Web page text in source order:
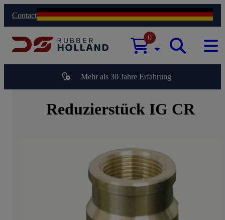
Contact
0
Mehr als 30 Jahre Erfahrung
Reduzierstück IG CR